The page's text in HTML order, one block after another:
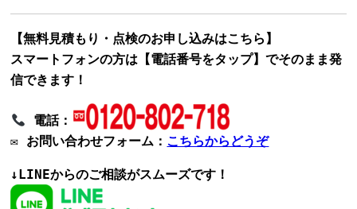
【無料見積もり・点検のお申し込みはこちら】
スマートフォンの方は【電話番号をタップ】でそのまま発
信できます！
電話：
✉ お問い合わせフォーム ： こちらからどうぞ
↓LINEからのご相談がスムーズです！